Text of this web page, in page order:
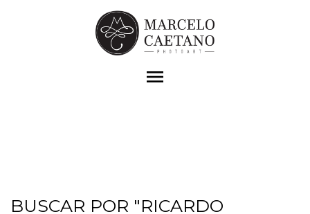
menu
BUSCAR POR "RICARDO